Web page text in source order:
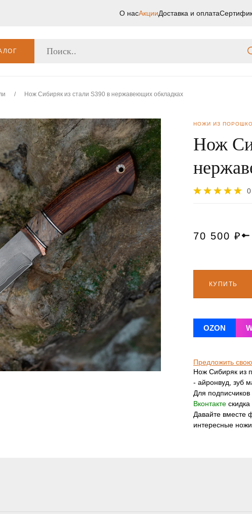
О насАкцииДоставка и оплата
/ Нож Сибиряк из стали S390 в нержавеющих обкладках
НОЖИ ИЗ
Нож
0
70 500 ₽
КУПИТЬ
OZON
Предложить
Нож Сибиряк из
- айронвуд, зуб
Для
Вконтакте
Давайте вместе
интересные